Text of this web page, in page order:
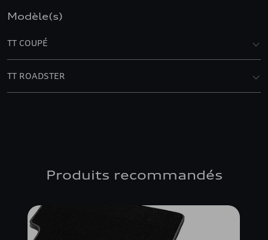
Modèle(s)
TT COUPÉ
TT ROADSTER
Produits recommandés